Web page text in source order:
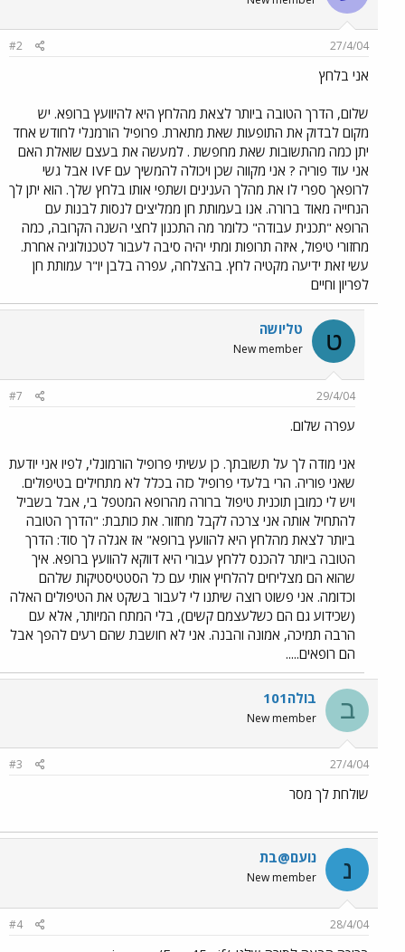
27/4/04
#2
אני בלחץ
שלום, הדרך הטובה ביותר לצאת מהלחץ היא להיוועץ ברופא. יש
מקום לבדוק את התופעות שאת מתארת. פרופיל הורמנלי לחודש אחד
יתן כמה מהתשובות שאת מחפשת . למעשה את בעצם שואלת האם
אני עוד פוריה ? אני מקווה שכן ויכולה להמשיך עם IVF אבל גשי
לרופאך ספרי לו את מהלך הענינים ושתפי אותו בלחץ שלך. הוא יתן לך
הנחייה מאוד ברורה. אנו בעמותת חן ממליצים לנסות לבנות עם
הרופא "תכנית עבודה" כלומר מה התכנון לחצי השנה הקרובה, כמה
מחזורי טיפול, איזה תרופות ומתי יהיה סיבה לעבור לטכנולוגיה אחרת.
עשי זאת ידיעה מקטיה לחץ. בהצלחה, עפרה בלבן יו"ר עמותת חן
לפריון וחיים
ט טליושה
New member
29/4/04
#7
עפרה שלום.
אני מודה לך על תשובתך. כן עשיתי פרופיל הורמונלי, לפיו אני יודעת
שאני פוריה. הרי בלעדי פרופיל כזה בכלל לא מתחילים בטיפולים.
ויש לי כמובן תוכנית טיפול ברורה מהרופא המטפל בי, אבל בשביל
להתחיל אותה אני צרכה לקבל מחזור. את כותבת: "הדרך הטובה
ביותר לצאת מהלחץ היא להוועץ ברופא" אז אגלה לך סוד: הדרך
הטובה ביותר להכנס ללחץ עבורי היא דווקא להוועץ ברופא. איך
שהוא הם מצליחים להלחיץ אותי עם כל הסטטיסטיקות שלהם
וכדומה. אני פשוט רוצה שיתנו לי לעבור בשקט את הטיפולים האלה
(שכידוע גם הם כשלעצמם קשים), בלי המתח המיותר, אלא עם
הרבה תמיכה, אמונה והבנה. אני לא חושבת שהם רעים להפך אבל
הם רופאים.....
ב בולה101
New member
27/4/04
#3
שולחת לך מסר
נ נועם@בת
New member
28/4/04
#4